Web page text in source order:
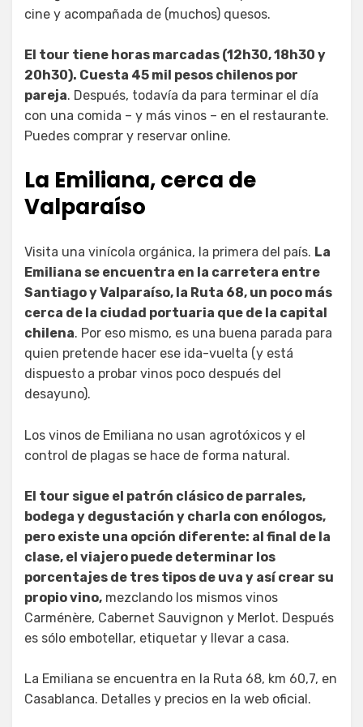
cine y acompañada de (muchos) quesos.
El tour tiene horas marcadas (12h30, 18h30 y
20h30). Cuesta 45 mil pesos chilenos por
pareja. Después, todavía da para terminar el día
con una comida – y más vinos – en el restaurante.
Puedes comprar y reservar online.
La Emiliana,cerca de
Valparaíso
Visita una vinícola orgánica, la primera del país. La
Emiliana se encuentra en la carretera entre
Santiago y Valparaíso, la Ruta 68, un poco más
cerca de la ciudad portuaria que de la capital
chilena. Por eso mismo, es una buena parada para
quien pretende hacer ese ida-vuelta (y está
dispuesto a probar vinos poco después del
desayuno).
Los vinos de Emiliana no usan agrotóxicos y el
control de plagas se hace de forma natural.
El tour sigue el patrón clásico de parrales,
bodega y degustación y charla con enólogos,
pero existe una opción diferente: al final de la
clase, el viajero puede determinar los
porcentajes de tres tipos de uva y así crear su
propio vino, mezclando los mismos vinos
Carménère, Cabernet Sauvignon y Merlot. Después
es sólo embotellar, etiquetar y llevar a casa.
La Emiliana se encuentra en la Ruta 68, km 60,7, en
Casablanca. Detalles y precios en la web oficial.